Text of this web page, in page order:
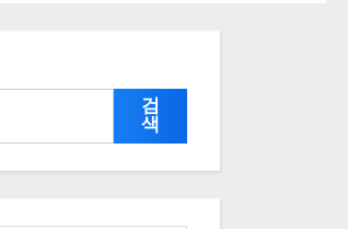
검
색